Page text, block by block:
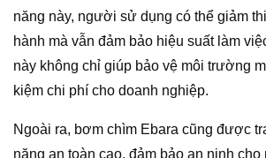
năng này, người sử dụng có thể giảm
hành mà vẫn đảm bảo hiệu suất làm
này không chỉ giúp bảo vệ môi trường
kiệm chi phí cho doanh nghiệp.
Ngoài ra, bơm chìm Ebara cũng được
năng an toàn cao, đảm bảo an ninh